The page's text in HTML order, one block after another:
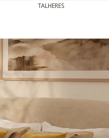
TALHERES